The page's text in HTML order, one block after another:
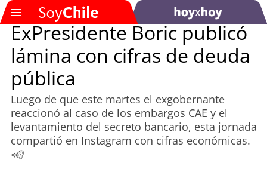
SOYTV
Podcast
Actualidad
ExPresidente Boric publicó
lámina con cifras de deuda
pública
Luego de que este martes el exgobernante
reaccionó al caso de los embargos CAE y el
levantamiento del secreto bancario, esta jornada
compartió en Instagram con cifras económicas.